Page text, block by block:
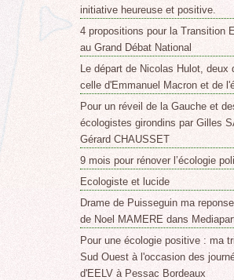
initiative heureuse et positive.
4 propositions pour la Transition
au Grand Débat National
Le départ de Nicolas Hulot, deux
celle d'Emmanuel Macron et de
Pour un réveil de la Gauche et
écologistes girondins par Gilles
Gérard CHAUSSET
9 mois pour rénover l’écologie
Ecologiste et lucide
Drame de Puisseguin ma
de Noel MAMERE dans
Pour une écologie positive : ma
Sud Ouest à l'occasion des
d'EELV à Pessac Bordeaux